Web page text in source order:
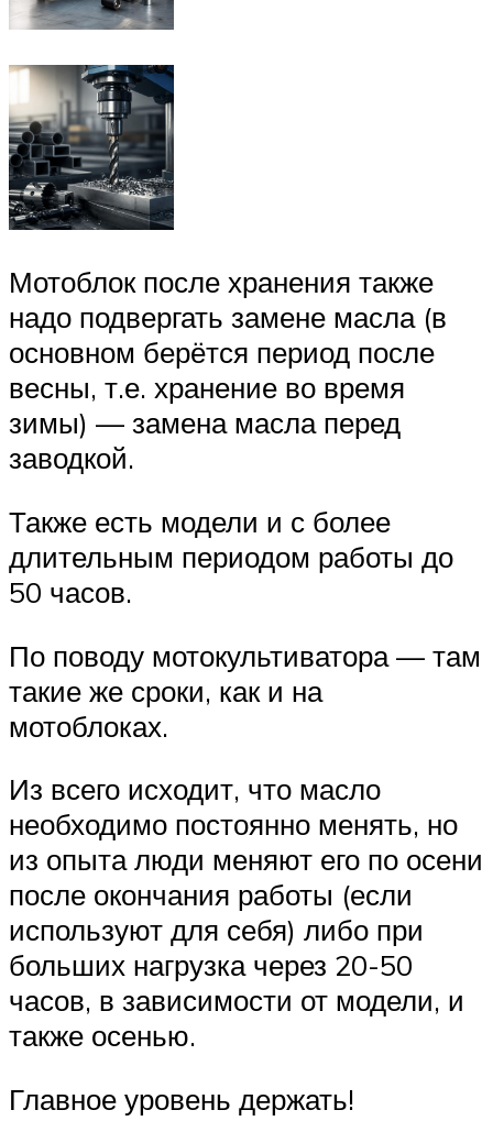
Мотоблок после хранения также
надо подвергать замене масла (в
основном берётся период после
весны, т.е. хранение во время
зимы) — замена масла перед
заводкой.
Также есть модели и с более
длительным периодом работы до
50 часов.
По поводу мотокультиватора — там
такие же сроки, как и на
мотоблоках.
Из всего исходит, что масло
необходимо постоянно менять, но
из опыта люди меняют его по осени
после окончания работы (если
используют для себя) либо при
больших нагрузка через 20-50
часов, в зависимости от модели, и
также осенью.
Главное уровень держать!